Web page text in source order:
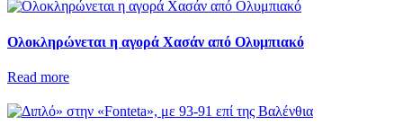
Ολοκληρώνεται η αγορά Χασάν από Ολυμπιακό
Read more